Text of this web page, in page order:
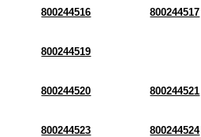
800244516 800244517
800244519
800244520 800244521
800244523 800244524